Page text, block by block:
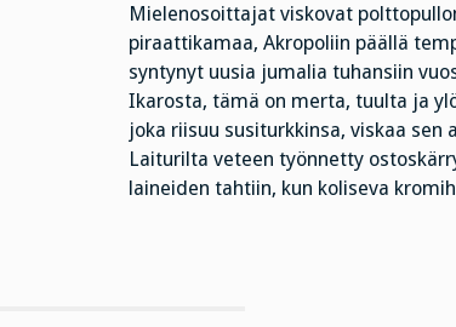
Mielenosoittajat viskovat
piraattikamaa, Akropoliin päällä
syntynyt uusia jumalia tuhansiin
Ikarosta, tämä on merta, tuulta ja
joka riisuu susiturkkinsa, viskaa
Laiturilta veteen työnnetty
laineiden tahtiin, kun koliseva